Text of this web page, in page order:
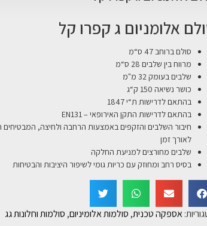
אלומניום ג קפרו קל
סולם ברוחב 47 ס“מ
מרווח בין שלבים 28 ס“מ
שלבים בעומק 32 מ"מ
כושר נשיאה 150 ק“ג
בהתאם לדרישות ת“י 1847
בהתאם לדרישות התקן האירופאי – EN131
חיבור השלבים והזקפים באמצעות הרחבה ולחיצה, המבטיחים
לאורך זמן
שלבים מחורצים למניעת החלקה
בסיס רחב ומחוזק עם כריות גומי לשיפור היציבות והבטיחות
אספקה טכנית, סולמות אלומיניום, סולמות וחלונות גג